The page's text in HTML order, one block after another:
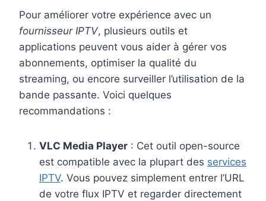
Pour améliorer votre expérience avec un
fournisseur IPTV, plusieurs outils et
applications peuvent vous aider à gérer vos
abonnements, optimiser la qualité du
streaming, ou encore surveiller l’utilisation de la
bande passante. Voici quelques
recommandations :
VLC Media Player : Cet outil open-source
est compatible avec la plupart des services
IPTV. Vous pouvez simplement entrer l’URL
de votre flux IPTV et regarder directement